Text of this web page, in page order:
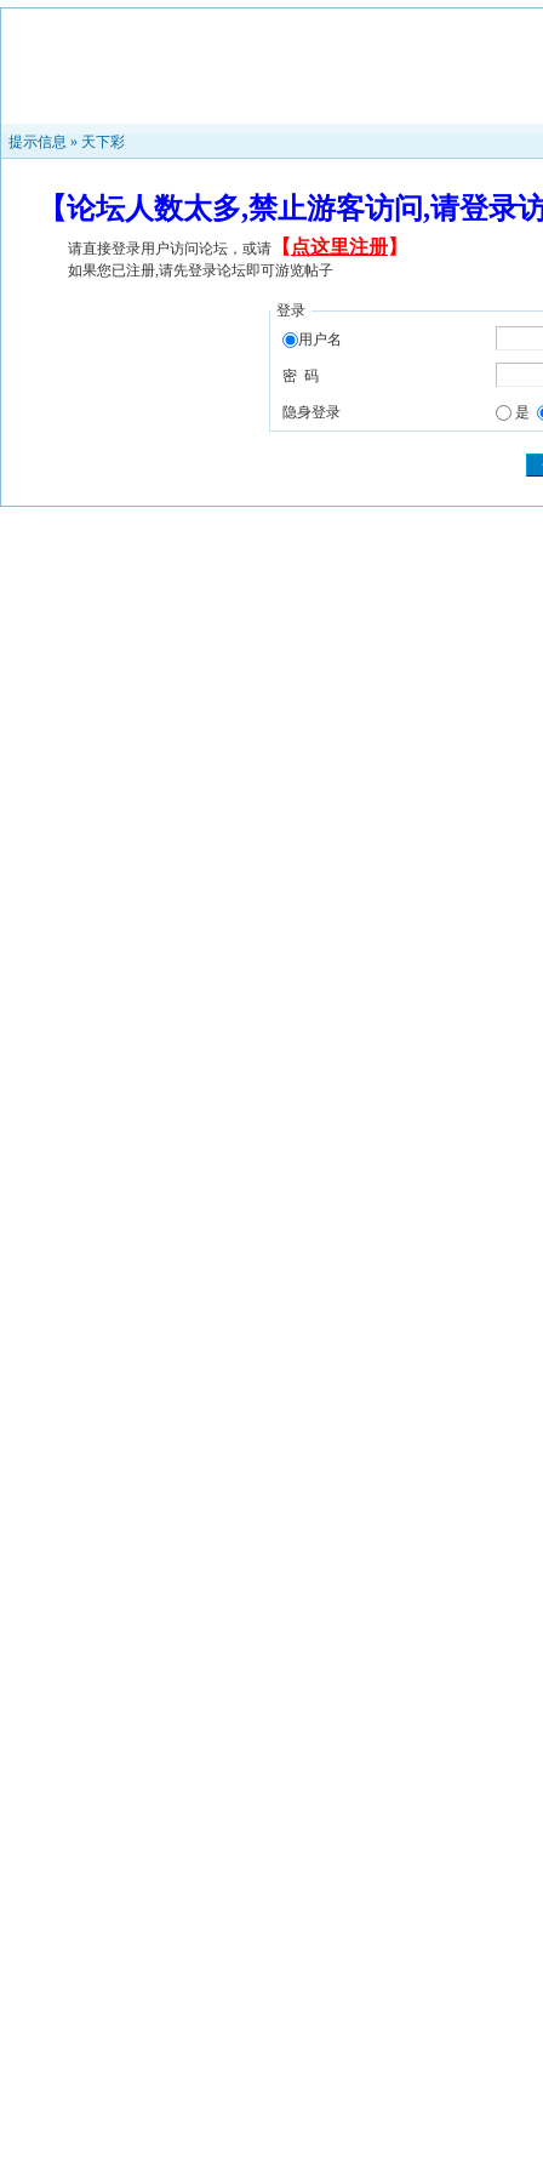
提示信息 » 天下彩
【论坛人数太多,禁止游客访问,请登
请直接登录用户访问论坛，或请 【 点这里注册】
如果您已注册,请先登录论坛即可游览帖子
登录
用户名
密 码
隐身登录 是